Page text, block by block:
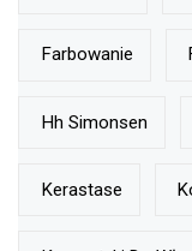
Farbowanie
Hh Simonsen
Kerastase